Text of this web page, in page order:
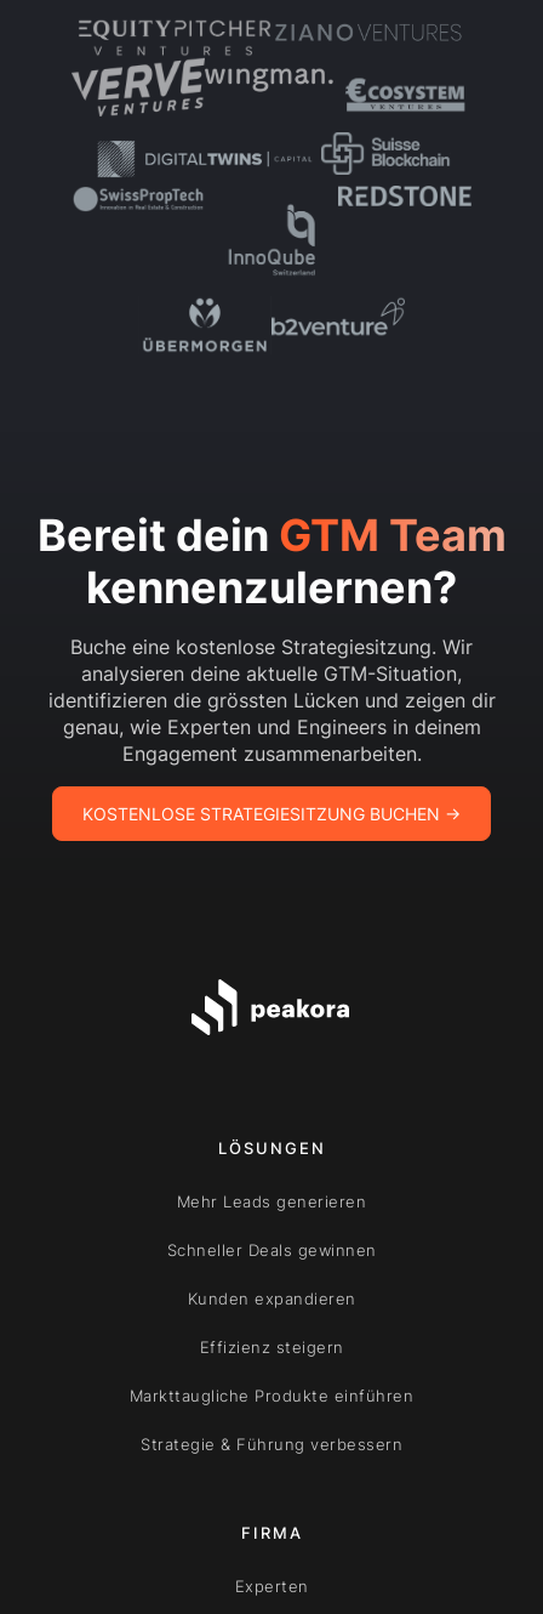
Bereit dein GTM Team
kennenzulernen?
Buche eine kostenlose Strategiesitzung. Wir
analysieren deine aktuelle GTM-Situation,
identifizieren die grössten Lücken und zeigen dir
genau, wie Experten und Engineers in deinem
Engagement zusammenarbeiten.
KOSTENLOSE STRATEGIESITZUNG BUCHEN →
LÖSUNGEN
Mehr Leads generieren
Schneller Deals gewinnen
Kunden expandieren
Effizienz steigern
Markttaugliche Produkte einführen
Strategie & Führung verbessern
FIRMA
Experten